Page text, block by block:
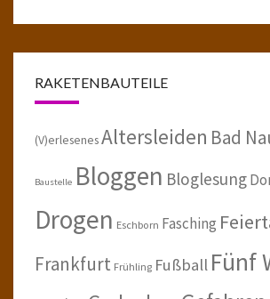
RAKETENBAUTEILE
(V)erlesenesAltersleiden Bad
Baustelle Bloggen Bloglesung
Drogen Eschborn Fasching
Frankfurt Frühling Fußball Fünf